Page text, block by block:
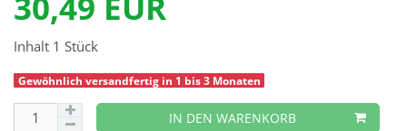
Inhalt 1 Stück
Gewöhnlich versandfertig in 1 bis 3 Monaten
IN DEN WARENKORB